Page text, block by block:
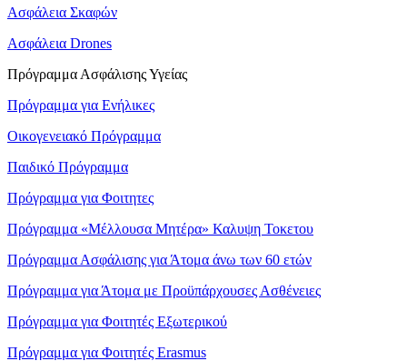
Ασφάλεια Σκαφών
Ασφάλεια Drones
Πρόγραμμα Ασφάλισης Υγείας
Πρόγραμμα για Ενήλικες
Οικογενειακό Πρόγραμμα
Παιδικό Πρόγραμμα
Πρόγραμμα για Φοιτητες
Πρόγραμμα «Μέλλουσα Μητέρα» Καλυψη Τοκετου
Πρόγραμμα Ασφάλισης για Άτομα άνω των 60 ετών
Πρόγραμμα για Άτομα με Προϋπάρχουσες Ασθένειες
Πρόγραμμα για Φοιτητές Εξωτερικού
Πρόγραμμα για Φοιτητές Erasmus